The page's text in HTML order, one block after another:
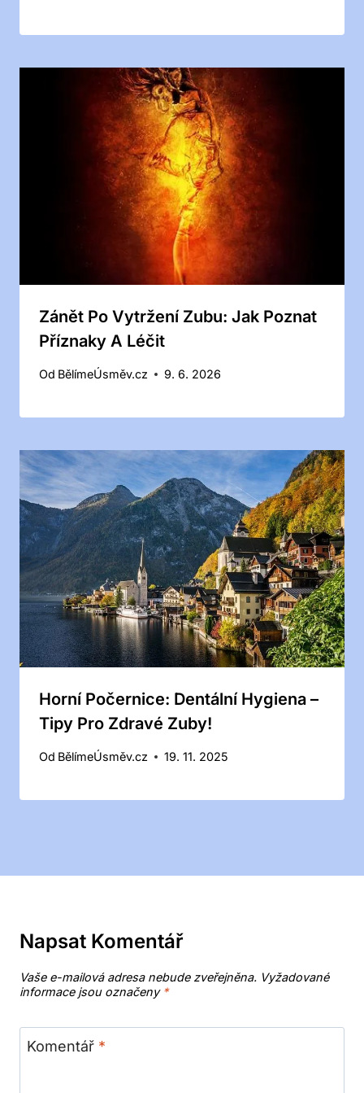
Zánět Po Vytržení Zubu: Jak Poznat
Příznaky A Léčit
Od BělímeÚsměv.cz 9. 6. 2026
Horní Počernice: Dentální Hygiena –
Tipy Pro Zdravé Zuby!
Od BělímeÚsměv.cz 19. 11. 2025
Napsat Komentář
Vaše e-mailová adresa nebude zveřejněna. Vyžadované
informace jsou označeny *
Komentář *